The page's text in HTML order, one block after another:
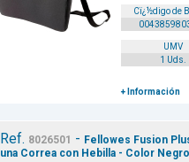
Cï¿½digo de
UMV
1 Uds.
+ Información
Ref. 8026501 - Fellowes Fusion
una Correa con Hebilla - Color